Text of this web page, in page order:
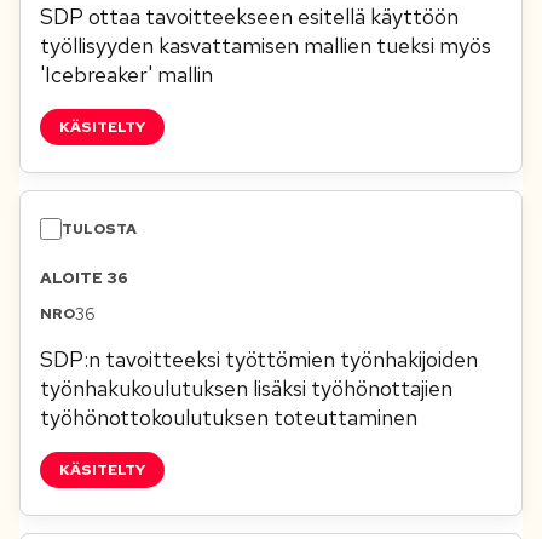
SDP ottaa tavoitteekseen esitellä käyttöön
työllisyyden kasvattamisen mallien tueksi myös
'Icebreaker' mallin
KÄSITELTY
ALOITE 36
36
SDP:n tavoitteeksi työttömien työnhakijoiden
työnhakukoulutuksen lisäksi työhönottajien
työhönottokoulutuksen toteuttaminen
KÄSITELTY